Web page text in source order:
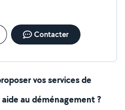
Contacter
vos services de
au déménagement ?